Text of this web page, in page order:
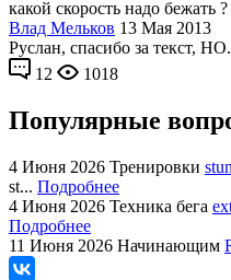
какой скорость надо бежать
Влад Мельков 13 Мая 2013
Руслан, спасибо за текст,
12
1018
Популярные
4 Июня 2026 Тренировки
st... Подробнее
4 Июня 2026 Техника бега
Подробнее
11 Июня 2026 Начинающим